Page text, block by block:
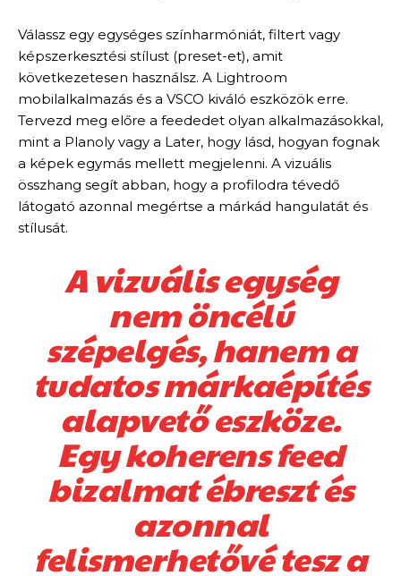
Válassz egy egységes színharmóniát, filtert vagy
képszerkesztési stílust (preset-et), amit
következetesen használsz. A Lightroom
mobilalkalmazás és a VSCO kiváló eszközök erre.
Tervezd meg előre a feededet olyan alkalmazásokkal,
mint a Planoly vagy a Later, hogy lásd, hogyan fognak
a képek egymás mellett megjelenni. A vizuális
összhang segít abban, hogy a profilodra tévedő
látogató azonnal megértse a márkád hangulatát és
stílusát.
A vizuális egység
nem öncélú
szépelgés, hanem a
tudatos márkaépítés
alapvető eszköze.
Egy koherens feed
bizalmat ébreszt és
azonnal
felismerhetővé tesz a